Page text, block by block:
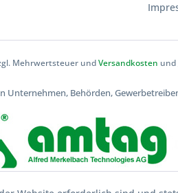
Mehrwertsteuer undVersandkosten und
Unternehmen, Behörden,